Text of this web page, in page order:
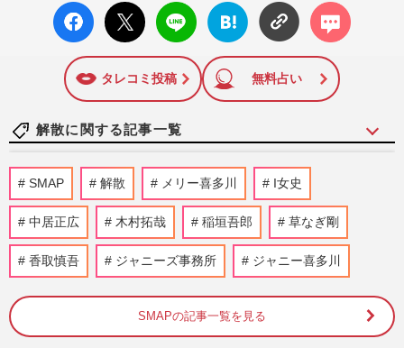
facebo
ok い
X ポス
ト
LINE
はてな
ブック
に追加
コメン
ト
タレコミ投稿 無料占い
解散に関する記事一覧
元KAT-TUN・赤西仁の〈42歳のバースデ
ーライブ〉に上田竜也、中丸雄一も参加！
MCで披露した「性欲」モンス…
週刊女性2026年7月28日・8月4日号 2026/7/29
KAT-TUNラストライブに元メンバー・赤
西仁来場で《一旦お疲れ様でした》匂わせ
た“伝説のシンメ”復活ステ…
週刊女性2025年12月2日・9日号 2026/7/29
SMAP 解散 メリー喜多川 I女史
中居正広 木村拓哉 稲垣吾郎 草なぎ剛
香取慎吾 ジャニーズ事務所 ジャニー喜多川
SMAPの記事一覧を見る